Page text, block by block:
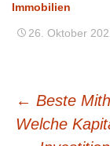
Immobilien
26. Oktober
← Beste
Welche